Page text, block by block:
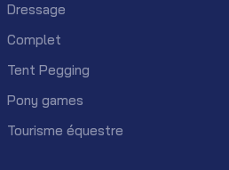
Dressage
Complet
Tent Pegging
Pony games
Tourisme équestre